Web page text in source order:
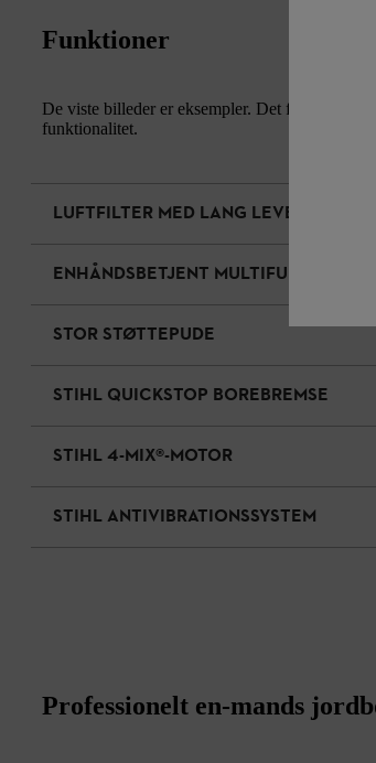
Funktioner
De viste billeder er eksempler. Det faktiske
funktionalitet.
LUFTFILTER MED LANG LEVETID
ENHÅNDSBETJENT
STOR STØTTEPUDE
STIHL QUICKSTOP BOREBREMSE
STIHL 4-MIX®-MOTOR
STIHL ANTIVIBRATIONSSYSTEM
Professionelt en-mands